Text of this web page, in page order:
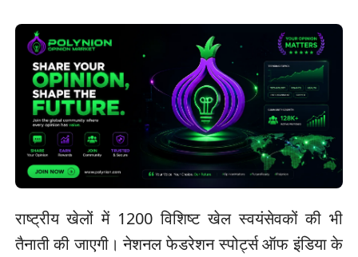
राष्ट्रीय खेलों में 1200 विशिष्ट खेल स्वयंसेवकों की भी
तैनाती की जाएगी। नेशनल फेडरेशन स्पोर्ट्स ऑफ इंडिया के